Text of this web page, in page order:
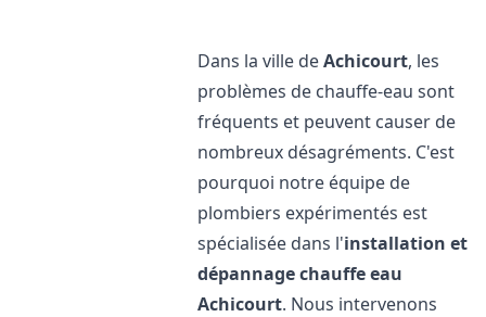
Dans la ville deAchicourt, les
problèmes de chauffe-eau sont
fréquents et peuvent causer de
nombreux désagréments. C'est
pourquoi notre équipe de
plombiers expérimentés est
spécialisée dans l'installation et
dépannage chauffe eau
Achicourt. Nous intervenons